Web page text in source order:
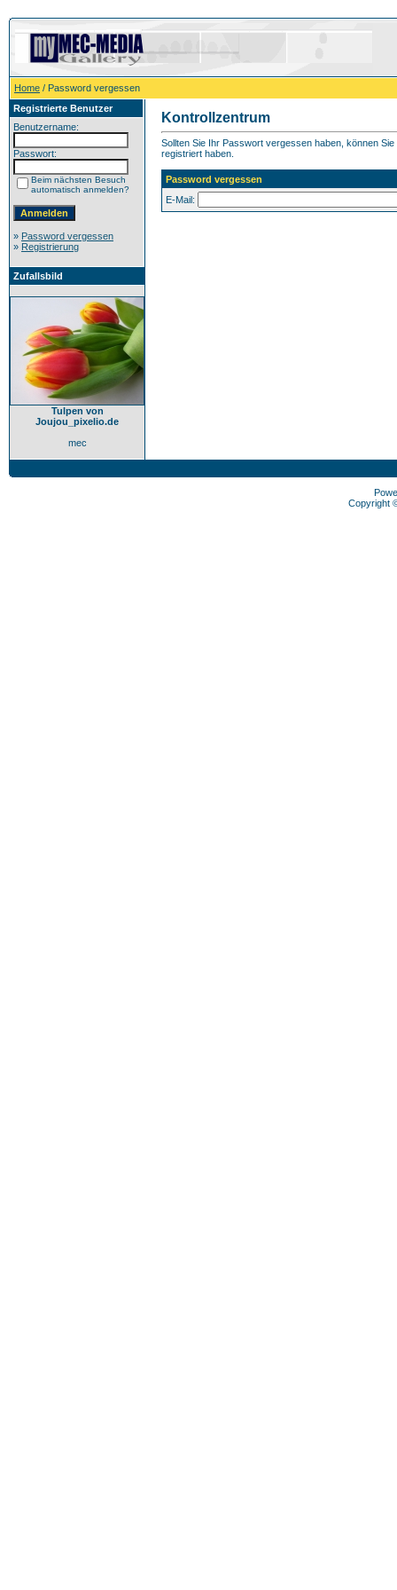
Home / Password vergessen
Registrierte Benutzer
Benutzername:
Passwort:
Beim nächsten Besuch
automatisch anmelden?
» Password vergessen
» Registrierung
Zufallsbild
Tulpen von
Joujou_pixelio.de
mec
Kontrollzentrum
Sollten Sie Ihr Passwort vergessen haben, können
registriert haben.
Password vergessen
E-Mail:
Copyright